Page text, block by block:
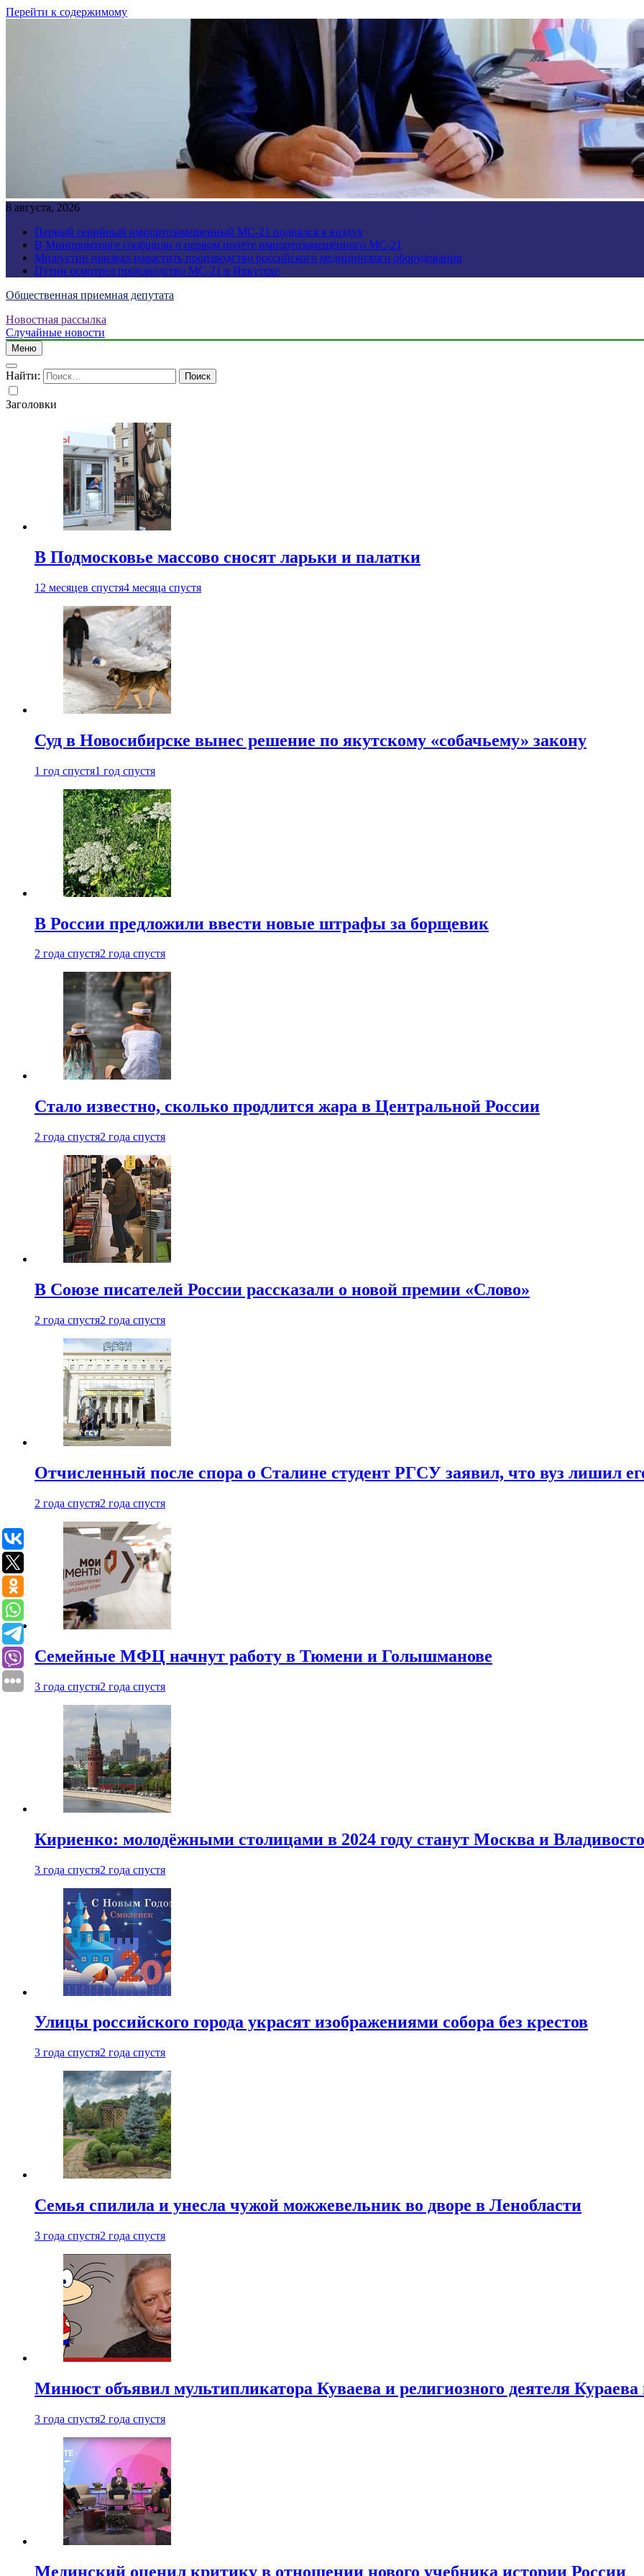
Перейти к содержимому
8 августа, 2026
Первый серийный импортозамещенный МС-21 поднялся в воздух
В Минпромторге сообщили о первом полёте импортозамещённого МС-21
Мишустин призвал нарастить производство российского медицинского оборудования
Путин осмотрел производство МС-21 в Иркутске
Общественная приемная депутата
Новостная рассылка
Случайные новости
Меню
Найти:
Заголовки
В Подмосковье массово сносят ларьки и палатки
12 месяцев спустя4 месяца спустя
Суд в Новосибирске вынес решение по якутскому «собачьему» закону
1 год спустя1 год спустя
В России предложили ввести новые штрафы за борщевик
2 года спустя2 года спустя
Стало известно, сколько продлится жара в Центральной России
2 года спустя2 года спустя
В Союзе писателей России рассказали о новой премии «Слово»
2 года спустя2 года спустя
Отчисленный после спора о Сталине студент РГСУ заявил, что вуз лишил
2 года спустя2 года спустя
Семейные МФЦ начнут работу в Тюмени и Голышманове
3 года спустя2 года спустя
Кириенко: молодёжными столицами в 2024 году станут Москва и
3 года спустя2 года спустя
Улицы российского города украсят изображениями собора без крестов
3 года спустя2 года спустя
Семья спилила и унесла чужой можжевельник во дворе в Ленобласти
3 года спустя2 года спустя
Минюст объявил мультипликатора Куваева и религиозного деятеля
3 года спустя2 года спустя
Мединский оценил критику в отношении нового учебника истории России